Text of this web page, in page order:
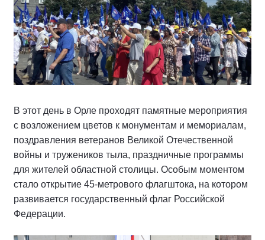
В этот день в Орле проходят памятные мероприятия
с возложением цветов к монументам и мемориалам,
поздравления ветеранов Великой Отечественной
войны и тружеников тыла, праздничные программы
для жителей областной столицы. Особым моментом
стало открытие 45-метрового флагштока, на котором
развивается государственный флаг Российской
Федерации.